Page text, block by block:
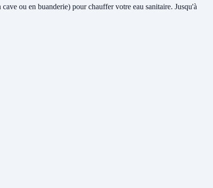
ou en buanderie) pour chauffer votre eau sanitaire. Jusqu'à